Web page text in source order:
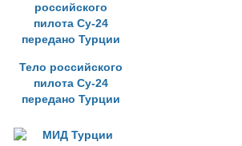
Тело российского
пилота Су-24
передано Турции